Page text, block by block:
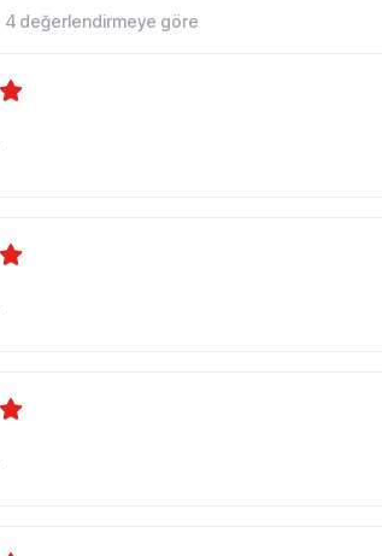
4 değerlendirmeye göre